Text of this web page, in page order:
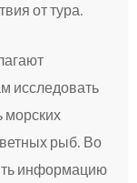
от тура.
исследовать
морских
рыб. Во
информацию